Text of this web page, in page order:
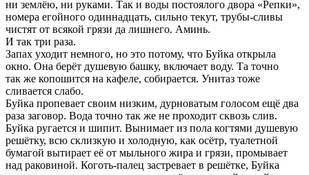
ни землёю, ни руками. Так и воды постоялого двора «Репки»,
номера егойного одиннадцать, сильно текут, трубы-сливы
чистят от всякой грязи да лишнего. Аминь.
И так три раза.
Запах уходит немного, но это потому, что Буйка открыла
окно. Она берёт душевую башку, включает воду. Та точно
так же копошится на кафеле, собирается. Унитаз тоже
сливается слабо.
Буйка пропевает своим низким, дурноватым голосом ещё два
раза заговор. Вода точно так же не проходит сквозь слив.
Буйка ругается и шипит. Вынимает из пола когтями душевую
решётку, всю склизкую и холодную, как осётр, туалетной
бумагой вытирает её от мыльного жира и грязи, промывает
над раковиной. Коготь-палец застревает в решётке, Буйка